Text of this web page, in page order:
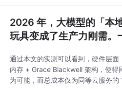
2026 年，大模型的「本
玩具变成了生产力刚需。
价 75%、Op
通过本文的实测可以看到，硬件层
内存 + Grace Blackwell 架构，使得
为可能，而总成本仅为同等云服务的